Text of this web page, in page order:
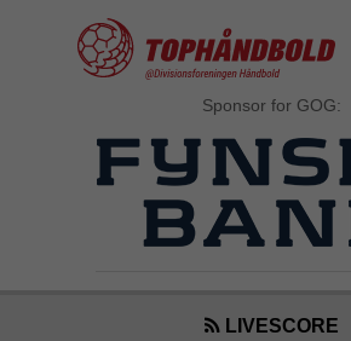
Sponsor for GOG:
LIVESCORE